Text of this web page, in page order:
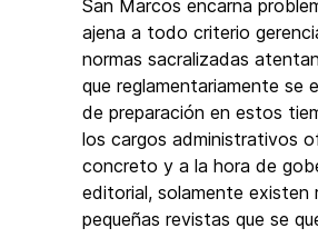
San Marcos encarna
ajena a todo criterio
normas sacralizadas
que reglamentariamente se
de preparación en estos
los cargos administrativos
concreto y a la hora de
editorial, solamente existen
pequeñas revistas que se